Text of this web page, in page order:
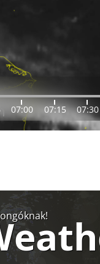
07:00 07:15 07:30